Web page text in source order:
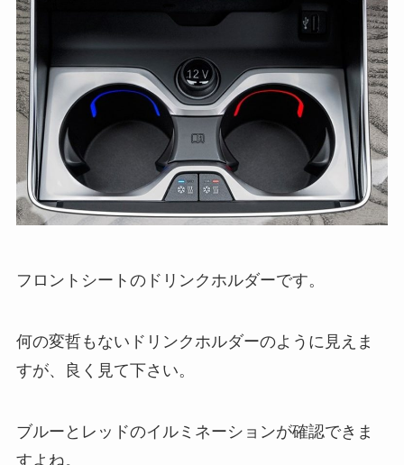
フロントシートのドリンクホルダーです。
何の変哲もないドリンクホルダーのように見えま
すが、良く見て下さい。
ブルーとレッドのイルミネーションが確認できま
すよね。